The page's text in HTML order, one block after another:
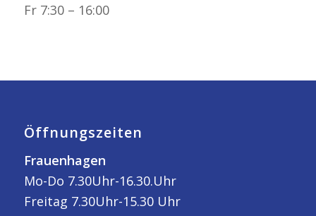
Fr 7:30 – 16:00
Öffnungszeiten
Frauenhagen
Mo-Do 7.30Uhr-16.30.Uhr
Freitag 7.30Uhr-15.30 Uhr